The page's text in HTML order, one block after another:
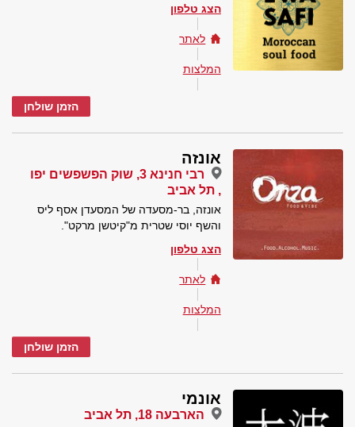
הצג טלפון
לאתר
המלצות
הזמן שולחן
אונזה
רבי חנינא 3, שוק הפשפשים יפו
, תל אביב
אונזה, בר-מסעדה של המסעדן אסף ליס
והשף יוסי שטרית מ"קיטשן מרקט".
הצג טלפון
לאתר
המלצות
הזמן שולחן
אונמי
הארבעה 18, תל אביב